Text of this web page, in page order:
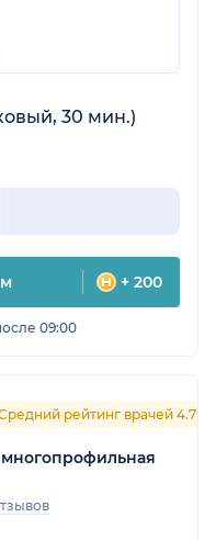
30 мин.)
+ 200
09:00
рейтинг врачей 4.7